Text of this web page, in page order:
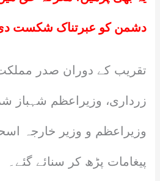
دشمن کو عبرتناک شکست
تقریب کے دوران صدر
زرداری، وزیراعظم شہباز
وزیراعظم و وزیر خارجہ
پیغامات پڑھ کر سنائے گئے۔